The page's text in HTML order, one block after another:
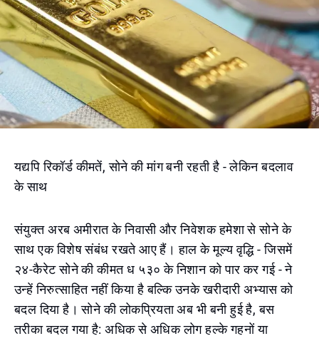
यद्यपि रिकॉर्ड कीमतें, सोने की मांग बनी रहती है - लेकिन बदलाव
के साथ
संयुक्त अरब अमीरात के निवासी और निवेशक हमेशा से सोने के
साथ एक विशेष संबंध रखते आए हैं। हाल के मूल्य वृद्धि - जिसमें
२४-कैरेट सोने की कीमत ध ५३० के निशान को पार कर गई - ने
उन्हें निरुत्साहित नहीं किया है बल्कि उनके खरीदारी अभ्यास को
बदल दिया है। सोने की लोकप्रियता अब भी बनी हुई है, बस
तरीका बदल गया है: अधिक से अधिक लोग हल्के गहनों या